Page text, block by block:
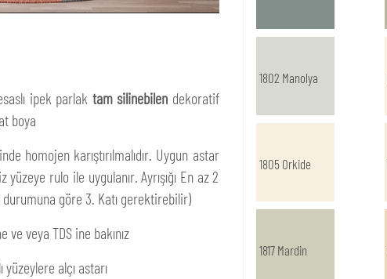
ipek parlak tam silinebilen dekoratif
boya
homojen karıştırılmalıdır. Uygun astar
yüzeye rulo ile uygulanır. Ayrışığı En az 2
göre 3. Katı gerektirebilir)
veya TDS ine bakınız
yüzeylere alçı astarı
1802 Manolya
1805 Orkide
1817 Mardin